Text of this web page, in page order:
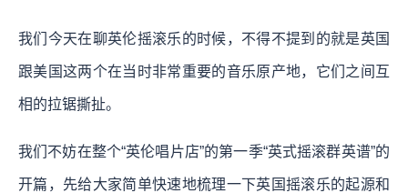
我们今天在聊英伦摇滚乐的时候，不得不提到的就是英国
跟美国这两个在当时非常重要的音乐原产地，它们之间互
相的拉锯撕扯。
我们不妨在整个“英伦唱片店”的第一季“英式摇滚群英谱”的
开篇，先给大家简单快速地梳理一下英国摇滚乐的起源和